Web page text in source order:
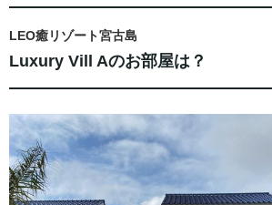
LEO癒リゾート宮古島
Luxury Vill Aのお部屋は？